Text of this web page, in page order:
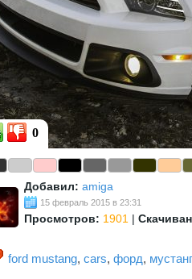
ford mustang, cars, форд, мустанг
Добавил: amiga
15 февраль 2015 в 23:31
Просмотров: 1901 |
0